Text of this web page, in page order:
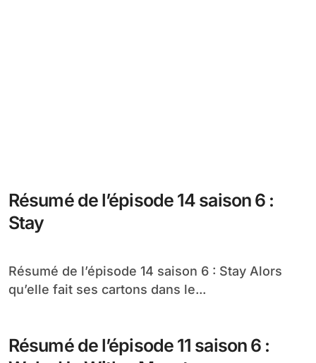
Résumé de l’épisode 14 saison 6 :
Stay
Résumé de l’épisode 14 saison 6 : Stay Alors
qu’elle fait ses cartons dans le...
Résumé de l’épisode 11 saison 6 :